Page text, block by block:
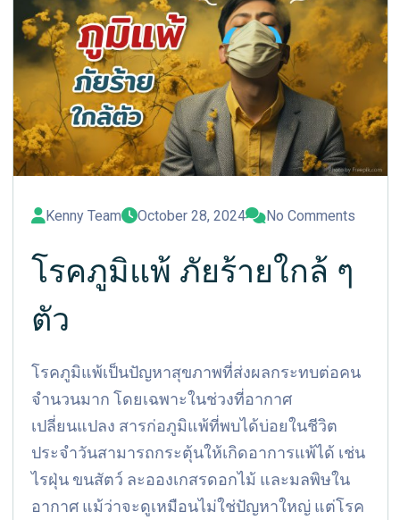
Kenny Team October 28, 2024 No Comments
โรคภูมิแพ้ ภัยร้ายใกล้ ๆ
ตัว
โรคภูมิแพ้เป็นปัญหาสุขภาพที่ส่งผลกระทบต่อคน
จำนวนมาก โดยเฉพาะในช่วงที่อากาศ
เปลี่ยนแปลง สารก่อภูมิแพ้ที่พบได้บ่อยในชีวิต
ประจำวันสามารถกระตุ้นให้เกิดอาการแพ้ได้ เช่น
ไรฝุ่น ขนสัตว์ ละอองเกสรดอกไม้ และมลพิษใน
อากาศ แม้ว่าจะดูเหมือนไม่ใช่ปัญหาใหญ่ แต่โรค